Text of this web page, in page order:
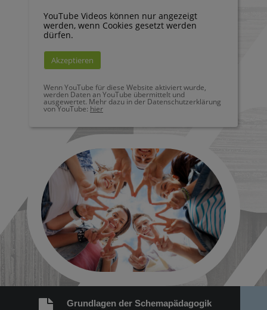
YouTube Videos können nur angezeigt
werden, wenn Cookies gesetzt werden
dürfen.
Akzeptieren
Wenn YouTube für diese Website aktiviert wurde,
werden Daten an YouTube übermittelt und
ausgewertet. Mehr dazu in der Datenschutzerklärung
von YouTube: hier
Grundlagen der Schemapädagogik